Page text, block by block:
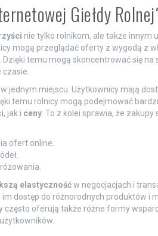
Giełdy
nie tylko rolnikom, ale także innym
mogą przeglądać oferty z wygodą z
temu mogą skoncentrować się na
jednym miejscu. Użytkownicy mają
temu rolnicy mogą podejmować
, jak i ceny. To z kolei sprawia, że zakupy
ofert online.
elastycznośćw negocjacjach i
dostęp do różnorodnych produktów i
oferują także różne formy